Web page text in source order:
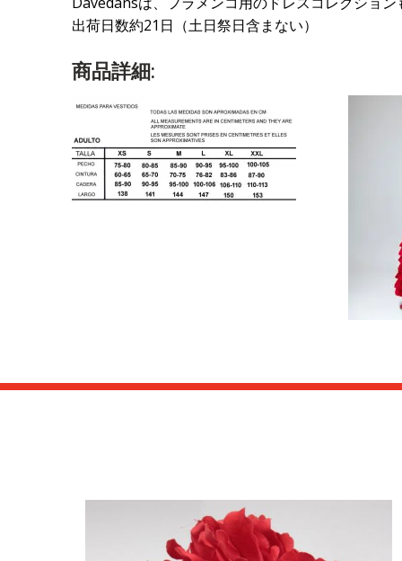
出荷日数約21日（土日祭日含まない）
商品詳細: